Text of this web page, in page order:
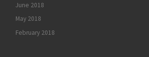
June 2018
May 2018
February 2018